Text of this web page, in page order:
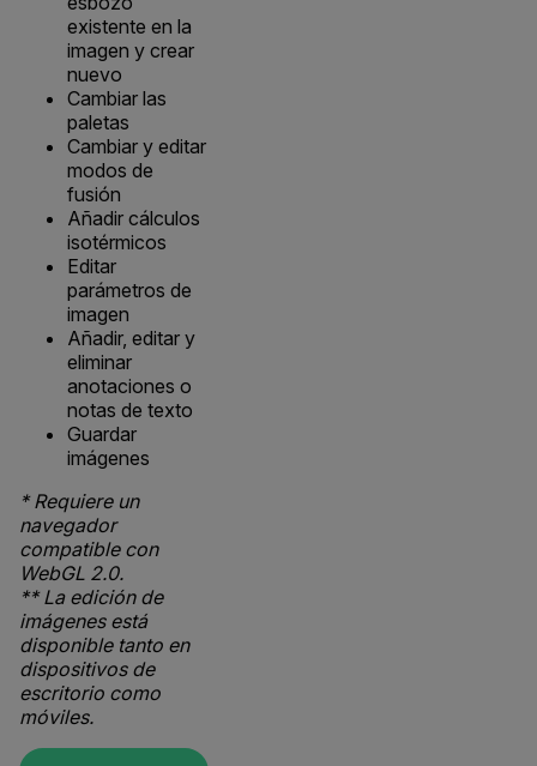
existente en la
imagen y crear
nuevo
Cambiar las
paletas
Cambiar y editar
modos de
fusión
Añadir cálculos
isotérmicos
Editar
parámetros de
imagen
Añadir, editar y
eliminar
anotaciones o
notas de texto
Guardar
imágenes
* Requiere un
navegador
compatible con
WebGL 2.0.
** La edición de
imágenes está
disponible tanto en
dispositivos de
escritorio como
móviles.